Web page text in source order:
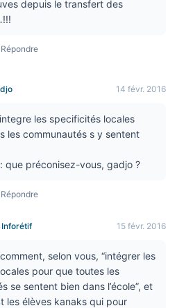
depuis le transfert des
Répondre
14 févr. 2016
les specificités locales
les communautés s y sentent
que préconisez-vous, gadjo ?
Répondre
Inforétif 15 févr. 2016
selon vous, “intégrer les
pour que toutes les
se sentent bien dans l’école”, et
les élèves kanaks qui pour